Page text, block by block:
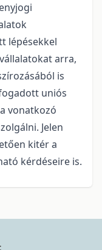
lépésekkel
arra,
is
uniós
vonatkozó
Jelen
kitér a
kérdéseire is.